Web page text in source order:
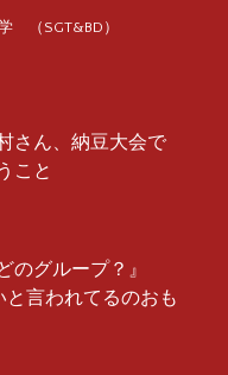
（SGT&BD）
さん、納豆大会で
こと
のグループ？』
言われてるのおも